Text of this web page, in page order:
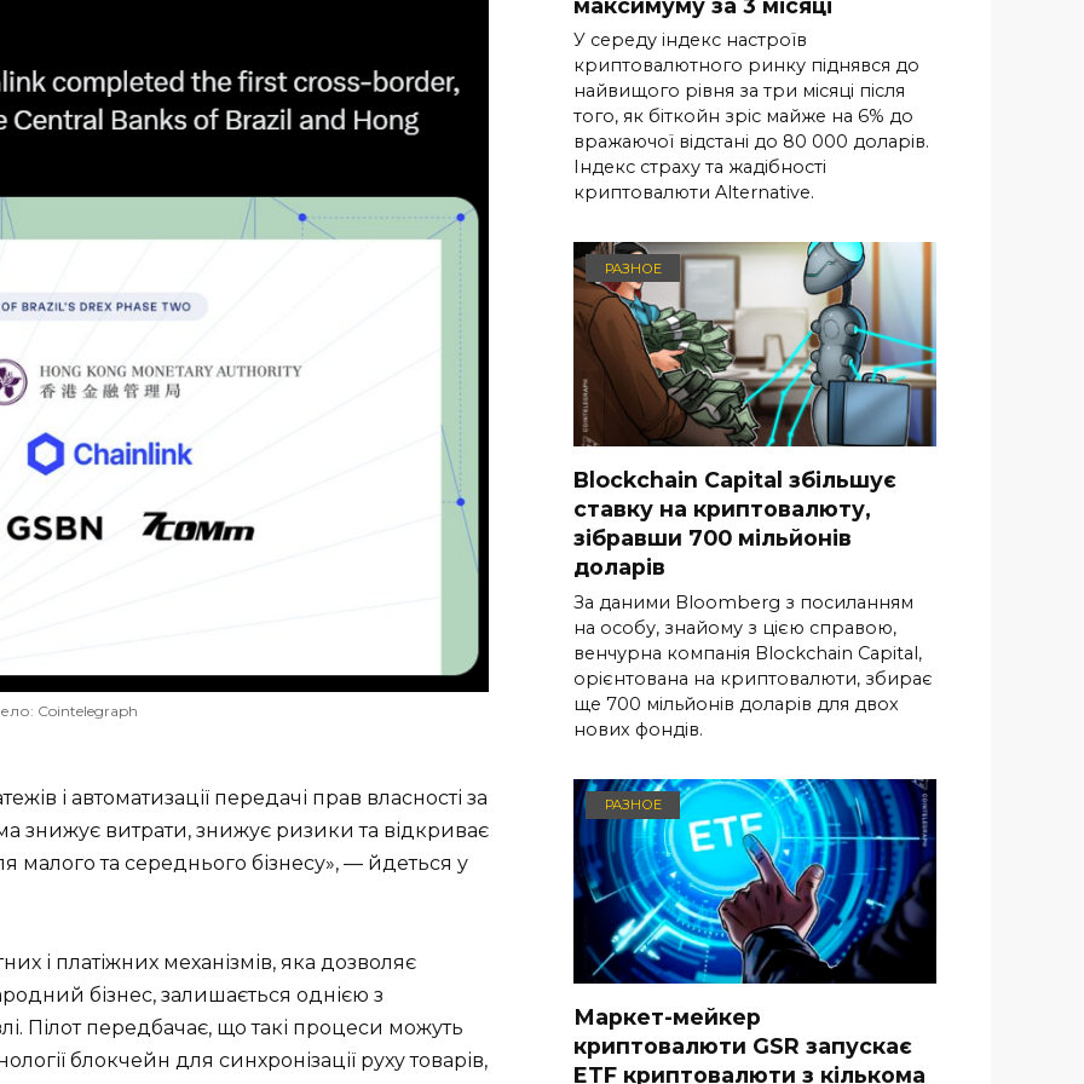
Cointelegraph
і автоматизації передачі прав власності за
знижує витрати, знижує ризики та відкриває
та середнього бізнесу», — йдеться у
і платіжних механізмів, яка дозволяє
бізнес, залишається однією з
Пілот передбачає, що такі процеси можуть
блокчейн для синхронізації руху товарів,
У середу індекс настроїв
криптовалютного ринку піднявся до
найвищого рівня за три місяці після
того, як біткойн зріс майже на 6% до
вражаючої відстані до 80 000 доларів.
Індекс страху та жадібності
криптовалюти Alternative.
РАЗНОЕ
Blockchain Capital збільшує
ставку на криптовалюту,
зібравши 700 мільйонів
доларів
За даними Bloomberg з посиланням
на особу, знайому з цією справою,
венчурна компанія Blockchain Capital,
орієнтована на криптовалюти, збирає
ще 700 мільйонів доларів для двох
нових фондів.
РАЗНОЕ
Маркет-мейкер
криптовалюти GSR запускає
ETF криптовалюти з кількома